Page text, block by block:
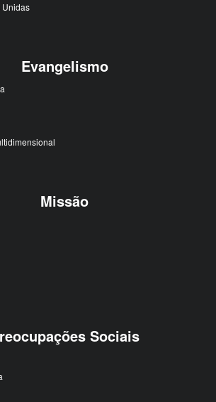
Unidas
Evangelismo
Missão
Sociais